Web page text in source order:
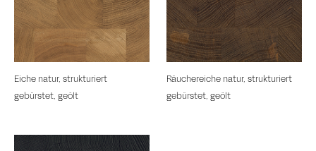
Eiche natur, strukturiert
gebürstet, geölt
Räuchereiche natur, strukturiert
gebürstet, geölt